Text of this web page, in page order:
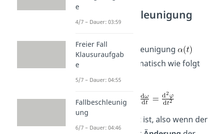
Winkelbeschleunigung
Formel
Die Winkelbeschleunigung
lässt sich mathematisch wie folgt
ausdrücken.
Wenn
konstant ist, also wenn der
e
4/7 – Dauer: 03:59
Freier Fall
Klausuraufgab
e
5/7 – Dauer: 04:55
Fallbeschleunig
ung
6/7 – Dauer: 04:46